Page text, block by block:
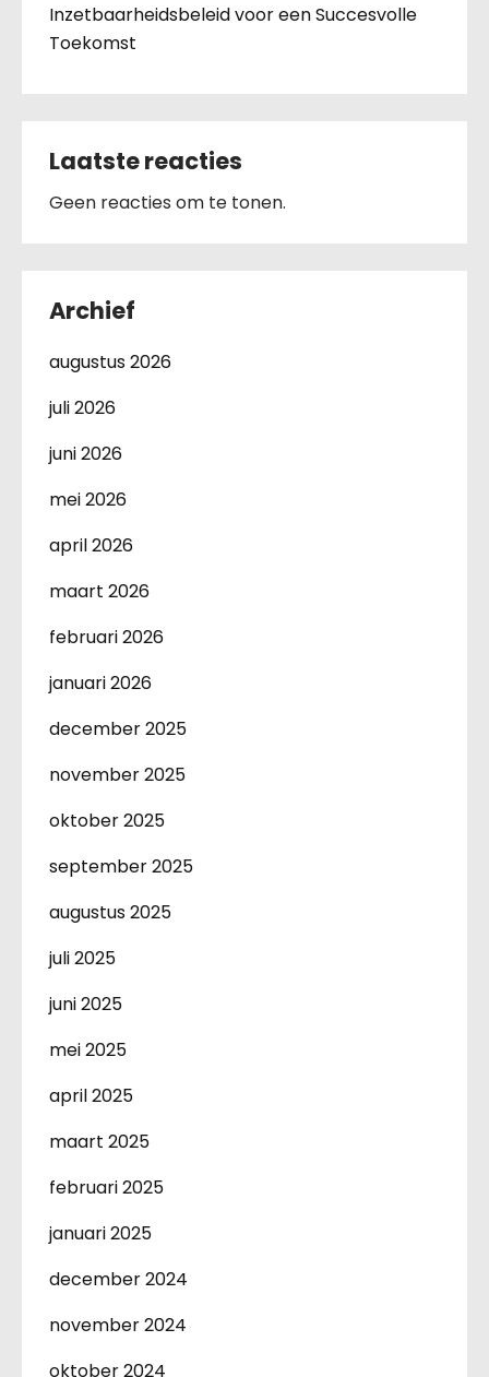
Inzetbaarheidsbeleid voor een Succesvolle
Toekomst
Laatste reacties
Geen reacties om te tonen.
Archief
augustus 2026
juli 2026
juni 2026
mei 2026
april 2026
maart 2026
februari 2026
januari 2026
december 2025
november 2025
oktober 2025
september 2025
augustus 2025
juli 2025
juni 2025
mei 2025
april 2025
maart 2025
februari 2025
januari 2025
december 2024
november 2024
oktober 2024